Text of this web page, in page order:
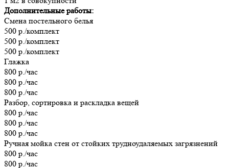
Дополнительные работы:
Смена постельного белья
500 р./комплект
500 р./комплект
500 р./комплект
Глажка
800 р./час
800 р./час
800 р./час
Разбор, сортировка и раскладка вещей
800 р./час
800 р./час
800 р./час
Ручная мойка стен от стойких трудноудаляемых загрязнений
800 р./час
800 р./час